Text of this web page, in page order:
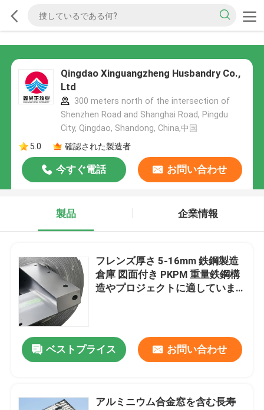
Qingdao Xinguangzheng Husbandry Co.,
Ltd
300 meters north of the intersection of
Shenzhen Road and Shanghai Road, Pingdu
City, Qingdao, Shandong, China,中国
5.0
確認された製造者
今すぐ電話 お問い合わせ
製品 企業情報
フレンズ厚さ 5-16mm 鉄鋼製造
倉庫 図面付き PKPM 重量鉄鋼構
造やプロジェクトに適していま
ベストプライス お問い合わせ
アルミニウム合金窓を含む長寿